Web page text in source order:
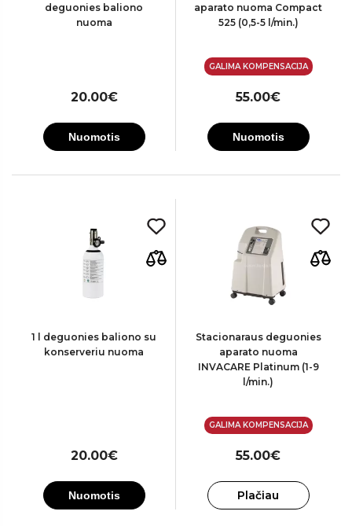
deguonies baliono
nuoma
20.00€
Nuomotis
aparato nuoma Compact
525 (0,5-5 l/min.)
GALIMA KOMPENSACIJA
55.00€
Nuomotis
1 l deguonies baliono su
konserveriu nuoma
20.00€
Nuomotis
Stacionaraus deguonies
aparato nuoma
INVACARE Platinum (1-9
l/min.)
GALIMA KOMPENSACIJA
55.00€
Plačiau